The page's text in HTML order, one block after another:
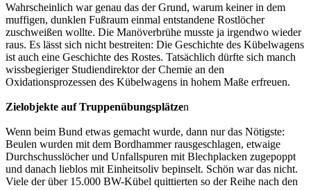
Wahrscheinlich war genau das der Grund, warum keiner in dem
muffigen, dunklen Fußraum einmal entstandene Rostlöcher
zuschweißen wollte. Die Manöverbrühe musste ja irgendwo wieder
raus. Es lässt sich nicht bestreiten: Die Geschichte des Kübelwagens
ist auch eine Geschichte des Rostes. Tatsächlich dürfte sich manch
wissbegieriger Studiendirektor der Chemie an den
Oxidationsprozessen des Kübelwagens in hohem Maße erfreuen.
Zielobjekte auf Truppenübungsplätzen
Wenn beim Bund etwas gemacht wurde, dann nur das Nötigste:
Beulen wurden mit dem Bordhammer rausgeschlagen, etwaige
Durchschusslöcher und Unfallspuren mit Blechplacken zugepoppt
und danach lieblos mit Einheitsoliv bepinselt. Schön war das nicht.
Viele der über 15.000 BW-Kübel quittierten so der Reihe nach den